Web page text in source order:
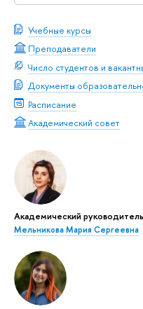
Учебные курсы
Преподаватели
Число студентов и
Документы
Расписание
Академический совет
Академический руководитель
Мельникова Мария Сергеевна